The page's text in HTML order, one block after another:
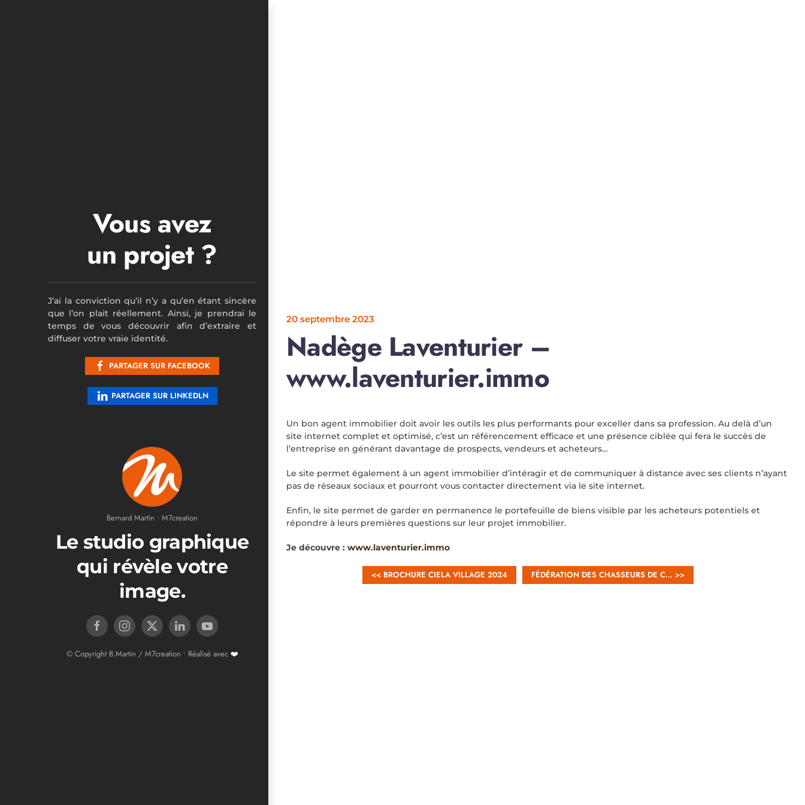
20 septembre 2023
Nadège Laventurier –
www.laventurier.immo
Un bon agent immobilier doit avoir les outils les plus performants pour exceller dans sa profession. Au delà d’un
site internet complet et optimisé, c’est un référencement efficace et une présence ciblée qui fera le succès de
l’entreprise en générant davantage de prospects, vendeurs et acheteurs…
Le site permet également à un agent immobilier d’intéragir et de communiquer à distance avec ses clients n’ayant
pas de réseaux sociaux et pourront vous contacter directement via le site internet.
Enfin, le site permet de garder en permanence le portefeuille de biens visible par les acheteurs potentiels et
répondre à leurs premières questions sur leur projet immobilier.
Je découvre : www.laventurier.immo
<< BROCHURE CIELA VILLAGE 2024 FÉDÉRATION DES CHASSEURS DE C… >>
Vous avez
un projet ?
J’ai la conviction qu’il n’y a qu’en étant sincère
que l’on plait réellement. Ainsi, je prendrai le
temps de vous découvrir afin d’extraire et
diffuser votre vraie identité.
PARTAGER SUR FACEBOOK
PARTAGER SUR LINKEDLN
Bernard Martin • M7creation
Le studio graphique
qui révèle votre
image.
© Copyright B.Martin / M7creation • Réalisé avec ❤️